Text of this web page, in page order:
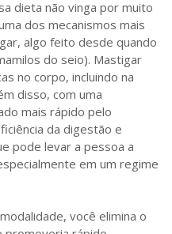
dieta não vinga por muito
dos mecanismos mais
algo feito desde quando
do seio). Mastigar
no corpo, incluindo na
disso, com uma
mais rápido pelo
da digestão e
pode levar a pessoa a
em um regime
você elimina o